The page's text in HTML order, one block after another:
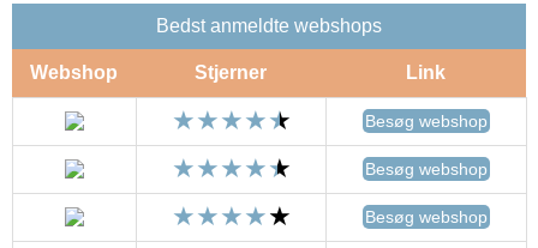
Bedst anmeldte webshops
Webshop Stjerner Link
Besøg webshop
Besøg webshop
Besøg webshop